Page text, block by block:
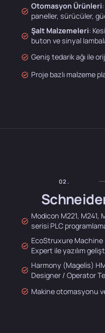
Otomasyon Ürünleri
paneller, sürücüler,
Şalt Malzemeleri:
buton ve sinyal
Geniş tedarik ağı ile
Proje bazlı malzeme
02.
Modicon M221, M241,
serisi PLC
EcoStruxure
Expert ile yazılım
Harmony (Magelis)
Designer / Operator
Makine otomasyonu